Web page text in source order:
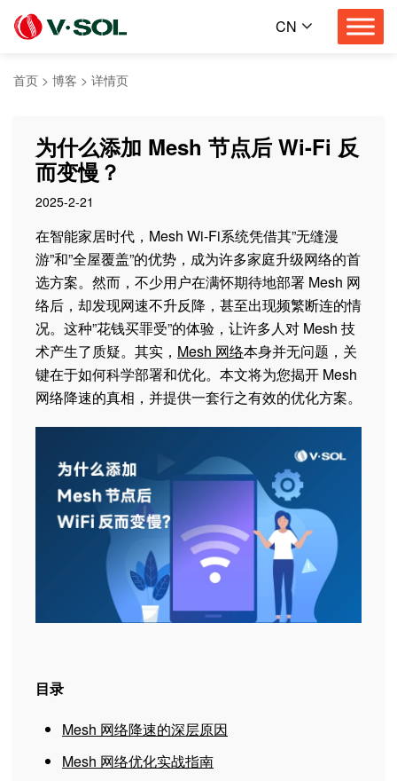
CN
首页 > 博客 > 详情页
为什么添加 Mesh 节点后 Wi-Fi 反
而变慢？
2025-2-21
在智能家居时代，Mesh Wi-Fi系统凭借其”无缝漫
游”和”全屋覆盖”的优势，成为许多家庭升级网络的首
选方案。然而，不少用户在满怀期待地部署 Mesh 网
络后，却发现网速不升反降，甚至出现频繁断连的情
况。这种”花钱买罪受”的体验，让许多人对 Mesh 技
术产生了质疑。其实， Mesh 网络本身并无问题，关
键在于如何科学部署和优化。本文将为您揭开 Mesh
网络降速的真相，并提供一套行之有效的优化方案。
目录
Mesh 网络降速的深层原因
Mesh 网络优化实战指南